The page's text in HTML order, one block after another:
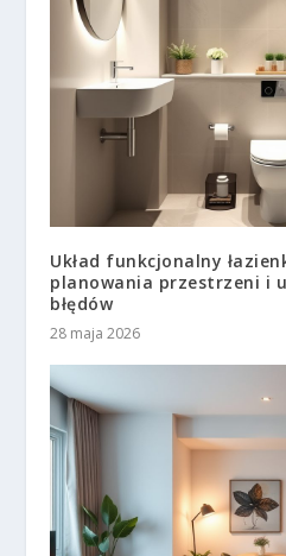
Układ funkcjonalny
planowania przestrzeni i
błędów
28 maja 2026